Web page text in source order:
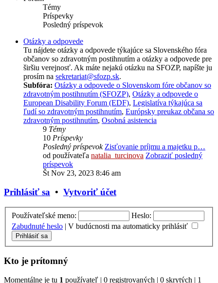
Témy
Príspevky
Posledný príspevok
Otázky a odpovede
Tu nájdete otázky a odpovede týkajúce sa Slovenského fóra
občanov so zdravotným postihnutím a otázky a odpovede pre
širšiu verejnosť. Ak máte nejakú otázku na SFOZP, napíšte ju
prosím na sekretariat@sfozp.sk.
Subfóra: Otázky a odpovede o Slovenskom fóre občanov so
zdravotným postihnutím (SFOZP), Otázky a odpovede o
European Disability Forum (EDF), Legislatíva týkajúca sa
ľudí so zdravotným postihnutím, Európsky preukaz občana so
zdravotným postihnutím, Osobná asistencia
9 Témy
10 Príspevky
Posledný príspevok Zisťovanie príjmu a majetku p…
od používateľa natalia_turcinova Zobraziť posledný
príspevok
Št Nov 23, 2023 8:46 am
Prihlásiť sa • Vytvoriť účet
Používateľské meno:
Heslo:
Zabudnuté heslo | V budúcnosti ma automaticky prihlásiť
Kto je prítomný
Momentálne je tu 1 používateľ | 0 registrovaných | 0 skrytých | 1